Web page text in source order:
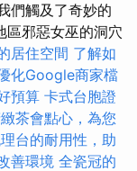
們觸及了奇妙的
區邪惡女巫的洞穴
居住空間 了解如
化Google商家檔
預算 卡式台胞證
茶會點心，為您
台的耐用性，助
善環境 全瓷冠的